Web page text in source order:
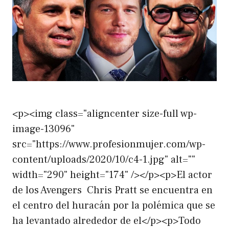
<p><img class="aligncenter size-full wp-
image-13096"
src="https://www.profesionmujer.com/wp-
content/uploads/2020/10/c4-1.jpg" alt=""
width="290" height="174" /></p><p>El actor
de los Avengers Chris Pratt se encuentra en
el centro del huracán por la polémica que se
ha levantado alrededor de el</p><p>Todo